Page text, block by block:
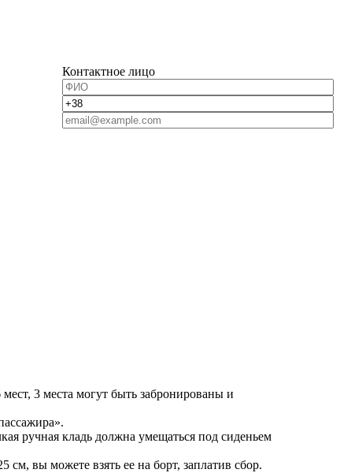
Контактное лицо
3 места могут быть забронированы и
ручная кладь должна умещаться под сиденьем
вы можете взять ее на борт, заплатив сбор.